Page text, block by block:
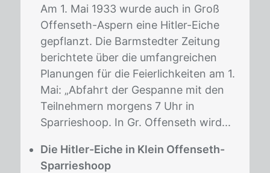
Am 1. Mai 1933 wurde auch in Groß
Offenseth-Aspern eine Hitler-Eiche
gepflanzt. Die Barmstedter Zeitung
berichtete über die umfangreichen
Planungen für die Feierlichkeiten am 1.
Mai: „Abfahrt der Gespanne mit den
Teilnehmern morgens 7 Uhr in
Sparrieshoop. In Gr. Offenseth wird...
Die Hitler-Eiche in Klein Offenseth-
Sparrieshoop